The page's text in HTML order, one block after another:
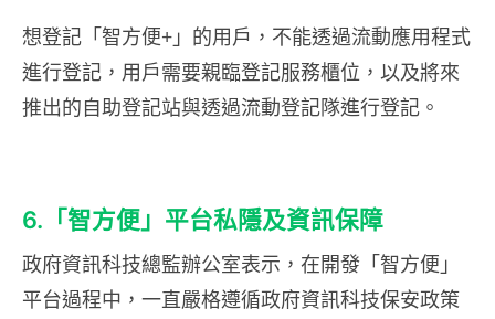
想登記「智方便+」的用戶，不能透過流動應用程式
進行登記，用戶需要親臨登記服務櫃位，以及將來
推出的自助登記站與透過流動登記隊進行登記。
6.「智方便」平台私隱及資訊保障
政府資訊科技總監辦公室表示，在開發「智方便」
平台過程中，一直嚴格遵循政府資訊科技保安政策